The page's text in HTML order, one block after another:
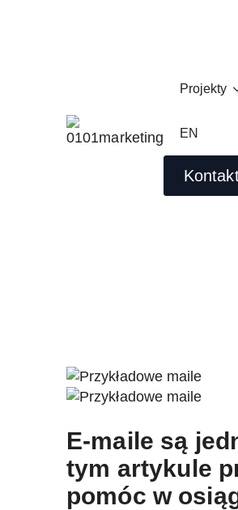
Projekty
EN
E-mail
klienta
Wojciech Idzikowski
E-maile są
tym artykule
pomóc w